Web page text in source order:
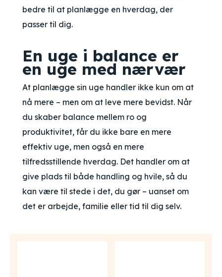
bedre til at planlægge en hverdag, der
passer til dig.
En uge i balance er
en uge med nærvær
At planlægge sin uge handler ikke kun om at
nå mere – men om at leve mere bevidst. Når
du skaber balance mellem ro og
produktivitet, får du ikke bare en mere
effektiv uge, men også en mere
tilfredsstillende hverdag. Det handler om at
give plads til både handling og hvile, så du
kan være til stede i det, du gør – uanset om
det er arbejde, familie eller tid til dig selv.